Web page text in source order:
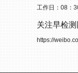
工作日：08：
关注早检
https://